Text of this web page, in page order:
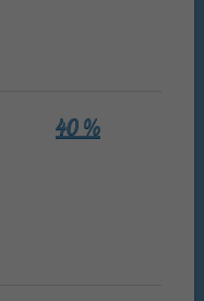
40 %